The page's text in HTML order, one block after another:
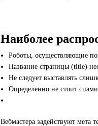
Наиболее
Роботы, осуществляющие
Название страницы (title)
Не следует выставлять
Определенно не стоит
Вебмастера задействуют мета